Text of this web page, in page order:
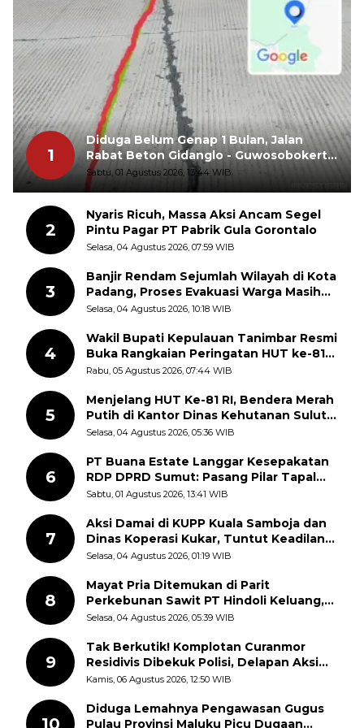
1
Diduga Belum Genap 1 Bulan, Jalan
Rabat Beton Gidanglo - Guwosobokerto
Sudah Pecah
Sabtu, 01 Agustus 2026, 13:44 WIB
2
Nyaris Ricuh, Massa Aksi Ancam Segel
Pintu Pagar PT Pabrik Gula Gorontalo
Selasa, 04 Agustus 2026, 07:59 WIB
3
Banjir Rendam Sejumlah Wilayah di Kota
Padang, Proses Evakuasi Warga Masih
Berlangsung
Selasa, 04 Agustus 2026, 10:18 WIB
4
Wakil Bupati Kepulauan Tanimbar Resmi
Buka Rangkaian Peringatan HUT ke-81
Kemerdekaan RI, ASN Diajak Perkuat
Rabu, 05 Agustus 2026, 07:44 WIB
5
Menjelang HUT Ke-81 RI, Bendera Merah
Putih di Kantor Dinas Kehutanan Sulut
Disorot Warga
Selasa, 04 Agustus 2026, 05:36 WIB
6
PT Buana Estate Langgar Kesepakatan
RDP DPRD Sumut: Pasang Pilar Tapal
Batas Sepihak Tanpa Libatkan
Sabtu, 01 Agustus 2026, 13:41 WIB
7
Aksi Damai di KUPP Kuala Samboja dan
Dinas Koperasi Kukar, Tuntut Keadilan
dan Kesempatan Kerja yang Adil
Selasa, 04 Agustus 2026, 01:19 WIB
8
Mayat Pria Ditemukan di Parit
Perkebunan Sawit PT Hindoli Keluang,
Polisi Selidiki Penyebab Kematian
Selasa, 04 Agustus 2026, 05:39 WIB
9
Tak Berkutik! Komplotan Curanmor
Residivis Dibekuk Polisi, Delapan Aksi
Curanmor Di Candipuro Terungkap
Kamis, 06 Agustus 2026, 12:50 WIB
10
Diduga Lemahnya Pengawasan Gugus
Pulau Provinsi Maluku Picu Dugaan